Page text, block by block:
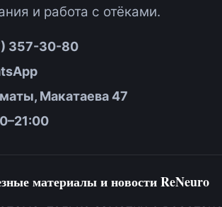
и работа с отёками.
357-30-80
Макатаева 47
материалы и новости ReNeuro